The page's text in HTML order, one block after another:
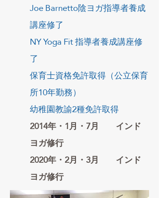
Joe Barnetto陰ヨガ指導者養成
講座修了
NY Yoga Fit 指導者養成講座修
了
保育士資格免許取得（公立保育
所10年勤務）
幼稚園教諭2種免許取得
2014年・1月・7月 インド
ヨガ修行
2020年・2月・3月 インド
ヨガ修行